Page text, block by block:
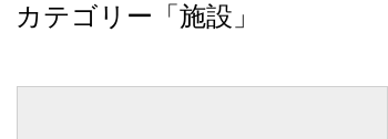
カテゴリー「施設」